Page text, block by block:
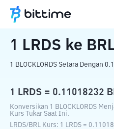
Beranda Konverter Kripto
1 LRDS ke
1 BLOCKLORDS Setara Dengan
1 LRDS = 0.11018232
Konversikan 1 BLOCKLORDS
Kurs Tukar Saat Ini.
LRDS/BRL Kurs: 1 LRDS =